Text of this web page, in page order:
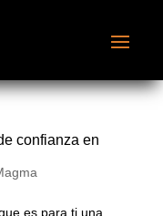
confianza en
es para ti una